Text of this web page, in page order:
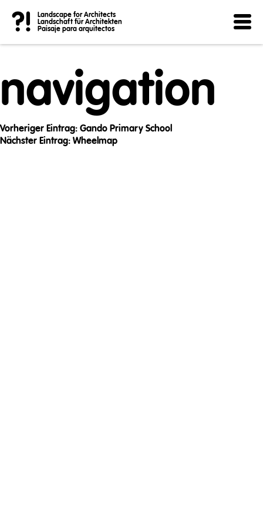
?!
Landscape for Architects
Landschaft für Architekten
Paisaje para arquitectos
Post
navigation
Vorheriger Eintrag: Gando Primary School
Nächster Eintrag: Wheelmap